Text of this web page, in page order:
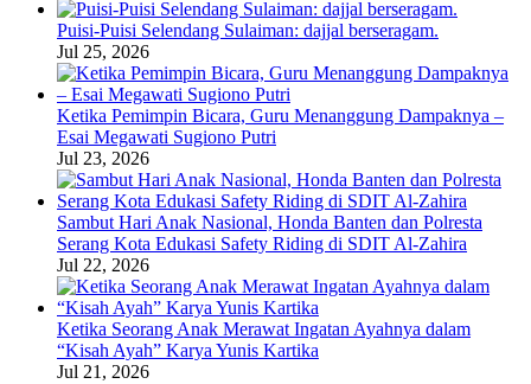
Puisi-Puisi Selendang Sulaiman: dajjal berseragam.
Jul 25, 2026
Ketika Pemimpin Bicara, Guru Menanggung Dampaknya –
Esai Megawati Sugiono Putri
Jul 23, 2026
Sambut Hari Anak Nasional, Honda Banten dan Polresta
Serang Kota Edukasi Safety Riding di SDIT Al-Zahira
Jul 22, 2026
Ketika Seorang Anak Merawat Ingatan Ayahnya dalam
“Kisah Ayah” Karya Yunis Kartika
Jul 21, 2026